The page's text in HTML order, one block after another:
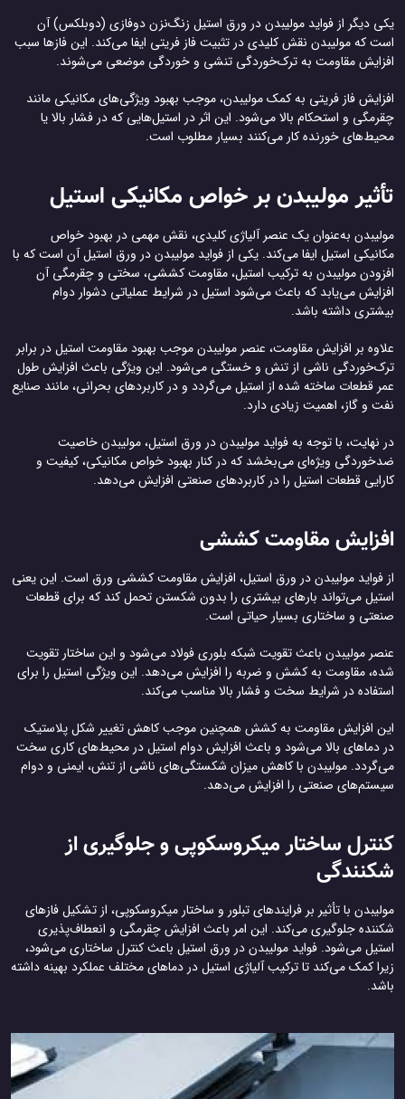
یکی دیگر از فواید مولیبدن در ورق استیل زنگ‌نزن دوفازی (دوبلکس) آن
است که مولیبدن نقش کلیدی در تثبیت فاز فریتی ایفا می‌کند. این فازها سبب
افزایش مقاومت به ترک‌خوردگی تنشی و خوردگی موضعی می‌شوند.
افزایش فاز فریتی به کمک مولیبدن، موجب بهبود ویژگی‌های مکانیکی مانند
چقرمگی و استحکام بالا می‌شود. این اثر در استیل‌هایی که در فشار بالا یا
محیط‌های خورنده کار می‌کنند بسیار مطلوب است.
تأثیر مولیبدن بر خواص مکانیکی استیل
مولیبدن به‌عنوان یک عنصر آلیاژی کلیدی، نقش مهمی در بهبود خواص
مکانیکی استیل ایفا می‌کند. یکی از فواید مولیبدن در ورق استیل آن است که با
افزودن مولیبدن به ترکیب استیل، مقاومت کششی، سختی و چقرمگی آن
افزایش می‌یابد که باعث می‌شود استیل در شرایط عملیاتی دشوار دوام
بیشتری داشته باشد.
علاوه بر افزایش مقاومت، عنصر مولیبدن موجب بهبود مقاومت استیل در برابر
ترک‌خوردگی ناشی از تنش و خستگی می‌شود. این ویژگی باعث افزایش طول
عمر قطعات ساخته شده از استیل می‌گردد و در کاربردهای بحرانی، مانند صنایع
نفت و گاز، اهمیت زیادی دارد.
در نهایت، با توجه به فواید مولیبدن در ورق استیل، مولیبدن خاصیت
ضدخوردگی ویژه‌ای می‌بخشد که در کنار بهبود خواص مکانیکی، کیفیت و
کارایی قطعات استیل را در کاربردهای صنعتی افزایش می‌دهد.
افزایش مقاومت کششی
از فواید مولیبدن در ورق استیل، افزایش مقاومت کششی ورق است. این یعنی
استیل می‌تواند بارهای بیشتری را بدون شکستن تحمل کند که برای قطعات
صنعتی و ساختاری بسیار حیاتی است.
عنصر مولیبدن باعث تقویت شبکه بلوری فولاد می‌شود و این ساختار تقویت
شده، مقاومت به کشش و ضربه را افزایش می‌دهد. این ویژگی استیل را برای
استفاده در شرایط سخت و فشار بالا مناسب می‌کند.
این افزایش مقاومت به کشش همچنین موجب کاهش تغییر شکل پلاستیک
در دماهای بالا می‌شود و باعث افزایش دوام استیل در محیط‌های کاری سخت
می‌گردد. مولیبدن با کاهش میزان شکستگی‌های ناشی از تنش، ایمنی و دوام
سیستم‌های صنعتی را افزایش می‌دهد.
کنترل ساختار میکروسکوپی و جلوگیری از
شکنندگی
مولیبدن با تأثیر بر فرایندهای تبلور و ساختار میکروسکوپی، از تشکیل فازهای
شکننده جلوگیری می‌کند. این امر باعث افزایش چقرمگی و انعطاف‌پذیری
استیل می‌شود. فواید مولیبدن در ورق استیل باعث کنترل ساختاری می‌شود،
زیرا کمک می‌کند تا ترکیب آلیاژی استیل در دماهای مختلف عملکرد بهینه داشته
باشد.